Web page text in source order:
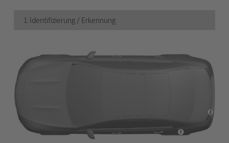
1. Identifizierung / Erkennung